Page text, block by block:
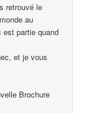
retrouvé le
au
est partie quand
et je vous
Brochure